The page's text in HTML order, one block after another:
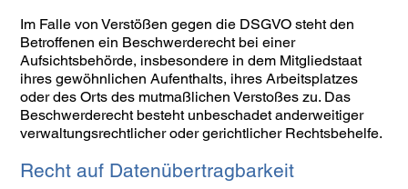
Im Falle von Verstößen gegen die DSGVO steht den
Betroffenen ein Beschwerderecht bei einer
Aufsichtsbehörde, insbesondere in dem Mitgliedstaat
ihres gewöhnlichen Aufenthalts, ihres Arbeitsplatzes
oder des Orts des mutmaßlichen Verstoßes zu. Das
Beschwerderecht besteht unbeschadet anderweitiger
verwaltungsrechtlicher oder gerichtlicher Rechtsbehelfe.
Recht auf Datenübertragbarkeit